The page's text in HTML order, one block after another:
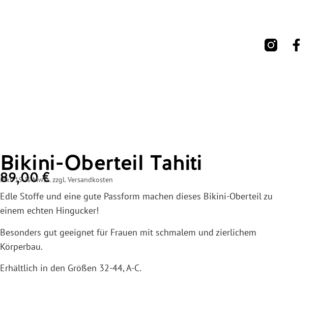
Bikini-Oberteil Tahiti
89,00€
inkl. 19 % MwSt. zzgl. Versandkosten
Edle Stoffe und eine gute Passform machen dieses Bikini-Oberteil zu
einem echten Hingucker!
Besonders gut geeignet für Frauen mit schmalem und zierlichem
Körperbau.
Erhältlich in den Größen 32-44, A-C.